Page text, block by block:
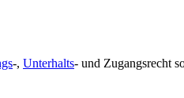
-, Unterhalts- und Zugangs­recht